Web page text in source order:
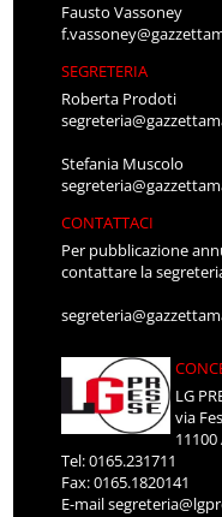
Fausto Vassoney
SEGRETERIA
Roberta Prodoti
Stefania Muscolo
CONTATTACI
Per pubblicazione
contattare la
LG
via
11100
Tel: 0165.231711
Fax: 0165.1820141
E-mail